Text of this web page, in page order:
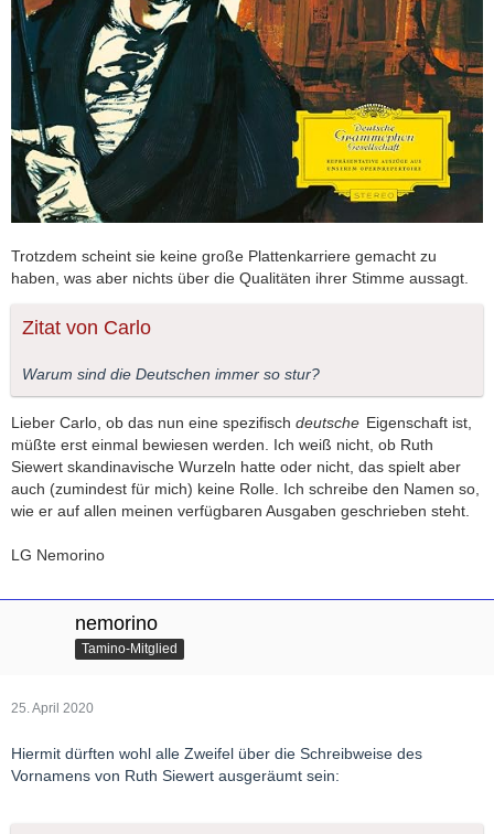
Trotzdem scheint sie keine große Plattenkarriere gemacht zu
haben, was aber nichts über die Qualitäten ihrer Stimme aussagt.
Zitat von Carlo
Warum sind die Deutschen immer so stur?
Lieber Carlo, ob das nun eine spezifisch deutsche Eigenschaft ist,
müßte erst einmal bewiesen werden. Ich weiß nicht, ob Ruth
Siewert skandinavische Wurzeln hatte oder nicht, das spielt aber
auch (zumindest für mich) keine Rolle. Ich schreibe den Namen so,
wie er auf allen meinen verfügbaren Ausgaben geschrieben steht.
LG Nemorino
nemorino
Tamino-Mitglied
25. April 2020
Hiermit dürften wohl alle Zweifel über die Schreibweise des
Vornamens von Ruth Siewert ausgeräumt sein: